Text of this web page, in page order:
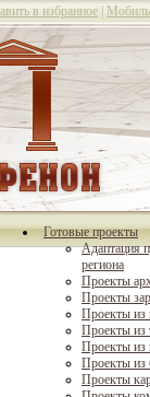
в избранное
Готовые проекты
Адаптация
региона
Проекты
Проекты
Проекты из
Проекты из
Проекты из
Проекты из
Проекты